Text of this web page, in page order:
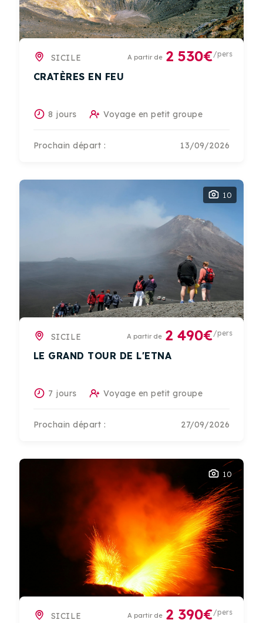
SICILE A partir de 2 530€/pers
CRATÈRES EN FEU
8 jours Voyage en petit groupe
Prochain départ : 13/09/2026
10
SICILE A partir de 2 490€/pers
LE GRAND TOUR DE L'ETNA
7 jours Voyage en petit groupe
Prochain départ : 27/09/2026
10
SICILE A partir de 2 390€/pers